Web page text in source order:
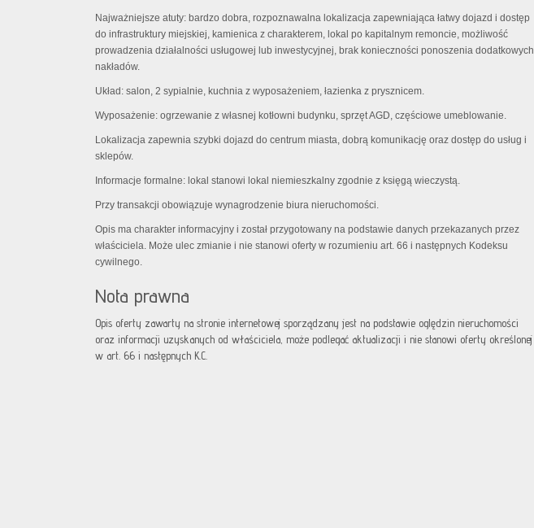
Najważniejsze atuty: bardzo dobra, rozpoznawalna lokalizacja zapewniająca łatwy dojazd i dostęp
do infrastruktury miejskiej, kamienica z charakterem, lokal po kapitalnym remoncie, możliwość
prowadzenia działalności usługowej lub inwestycyjnej, brak konieczności ponoszenia dodatkowych
nakładów.
Układ: salon, 2 sypialnie, kuchnia z wyposażeniem, łazienka z prysznicem.
Wyposażenie: ogrzewanie z własnej kotłowni budynku, sprzęt AGD, częściowe umeblowanie.
Lokalizacja zapewnia szybki dojazd do centrum miasta, dobrą komunikację oraz dostęp do usług i
sklepów.
Informacje formalne: lokal stanowi lokal niemieszkalny zgodnie z księgą wieczystą.
Przy transakcji obowiązuje wynagrodzenie biura nieruchomości.
Opis ma charakter informacyjny i został przygotowany na podstawie danych przekazanych przez
właściciela. Może ulec zmianie i nie stanowi oferty w rozumieniu art. 66 i następnych Kodeksu
cywilnego.
Nota prawna
Opis oferty zawarty na stronie internetowej sporządzany jest na podstawie oględzin nieruchomości
oraz informacji uzyskanych od właściciela, może podlegać aktualizacji i nie stanowi oferty określonej
w art. 66 i następnych K.C.